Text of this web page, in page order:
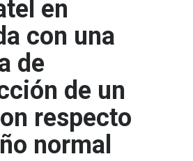
en
con una
de
de un
respecto
normal